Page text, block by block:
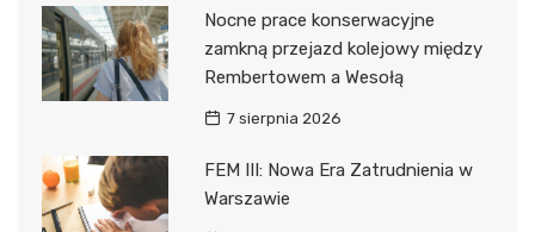
Nocne prace konserwacyjne
zamkną przejazd kolejowy między
Rembertowem a Wesołą
7 sierpnia 2026
FEM III: Nowa Era Zatrudnienia w
Warszawie